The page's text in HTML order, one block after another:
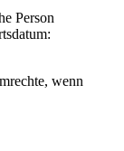
Person
wenn